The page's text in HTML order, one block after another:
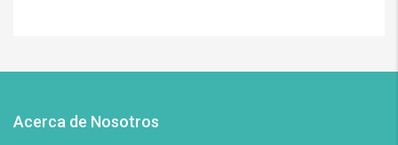
Acerca de Nosotros